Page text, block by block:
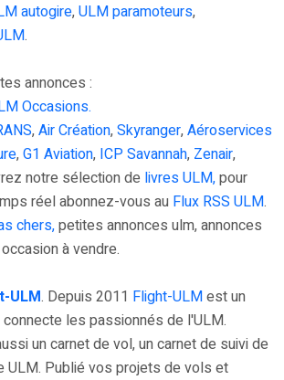
autogire,ULM paramoteurs,
.
annonces :
Occasions.
,Air Création,Skyranger,Aéroservices
,G1 Aviation, ICP Savannah, Zenair,
notre sélection de livres ULM,pour
réel abonnez-vous au Flux RSS ULM.
chers,petites annonces ulm, annonces
à vendre.
ULM. Depuis 2011 Flight-ULMest un
les passionnés de l'ULM.
un carnet de vol, un carnet de suivi de
ULM. Publié vos projets de vols et